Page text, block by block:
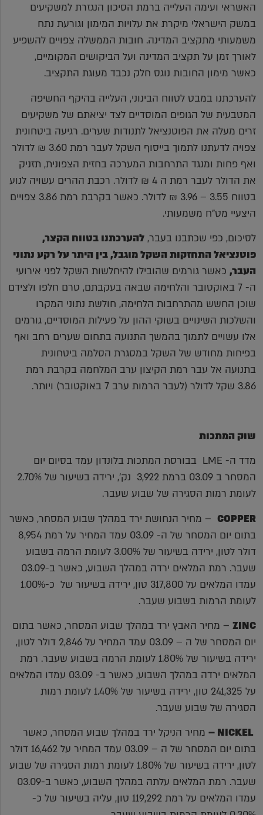
האשראי ועימה העלייה ברמת הסיכון הנגזרת למשקיעים
במשק הישראלי מיקרת את עלויות המימון וגורעת נתח
משמעותי מתקציב המדינה. חובות הממשלה צפויים להשפיע
לאורך זמן על תקציב המדינה ועל הביקושים המקומיים,
כאשר מימון החובות נוגס חלק נכבד מעוגת התקציב.
להערכתנו במבט לטווח הבינוני, העלייה בהיקף החשיפה
המטבעית של הגופים המוסדיים לצד יציאתם של משקיעים
זרים מעלה את הפוטנציאל לתנודות שערים. רגיעה ביטחונית
צפויה לדעתנו לתמוך בייסוף השקל לעבר רמת 3.60 ₪ לדולר
ואף פחות ומנגד התרחבות המערכה בחזית הצפונית, תזניק
את הדולר לעבר רמת ה 4 ₪ לדולר. רכבת ההרים עשויה לנוע
בטווח 3.55 – 3.96 ₪ לדולר. כאשר בקרבת רמת 3.86 צפויים
היצעיי מט"ח משמעותי.
לסיכום, כפי שכתבנו בעבר, להערכתנו בטווח הקצר,
פוטנציאל התחזקות השקל מוגבל, בין היתר על רקע נתוני
העבר, כאשר גורמים שהובילו להיחלשות השקל לפני אירועי
ה- 7 באוקטובר והלחימה שבאה בעקבתם, טרם חלפו ולצידם
שוכן החשש מהתרחבות הלחימה, חולשת נתוני המקרו
והשלכות השינויים בשוקי ההון על פעילות המוסדיים, גורמים
אלו עשויים לתמוך בהמשך התנועה בתחום שערים רחב ואף
בפיחות מחודש של השקל במסגרת הסלמה ביטחונית
בתנועה אל עבר רמת הקיצון ערב המלחמה בקרבת רמת
3.86 שקל לדולר (לעבר הרמות ערב 7 באוקטובר) ויותר.
שוק המתכות
מדד ה- LME בבורסת המתכות בלונדון עמד בסיום יום
המסחר ב 03.09 ברמת 3,922 נק', ירידה בשיעור של 2.70%
לעומת רמות הסגירה של שבוע שעבר.
COPPER – מחיר הנחושת ירד במהלך שבוע המסחר, כאשר
בתום יום המסחר של ה- 03.09 עמד המחיר על רמת 8,954
דולר לטון, ירידה בשיעור של 3.00% לעומת הרמה בשבוע
שעבר. רמת המלאים ירדה במהלך השבוע, כאשר ב-03.09
עמדו המלאים על 317,800 טון, ירידה בשיעור של כ-1.00%
לעומת הרמות בשבוע שעבר.
ZINC – מחיר האבץ ירד במהלך שבוע המסחר, כאשר בתום
יום המסחר של ה – 03.09 עמד המחיר על 2,846 דולר לטון,
ירידה בשיעור של 1.80% לעומת הרמה בשבוע שעבר. רמת
המלאים ירדה במהלך השבוע, כאשר ב- 03.09 עמדו המלאים
על 241,325 טון, ירידה בשיעור של 1.40% לעומת רמות
הסגירה של שבוע שעבר.
מחיר הניקל ירד במהלך שבוע המסחר, כאשר
בתום יום המסחר של ה – 03.09 עמד המחיר על 16,462 דולר
לטון, ירידה בשיעור של 1.80% לעומת רמות הסגירה של שבוע
שעבר. רמת המלאים עלתה במהלך השבוע, כאשר ב-03.09
עמדו המלאים על רמת 119,292 טון, עליה בשיעור של כ-